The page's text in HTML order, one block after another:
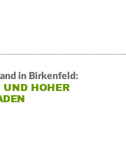
in Birkenfeld:
UND HOHER